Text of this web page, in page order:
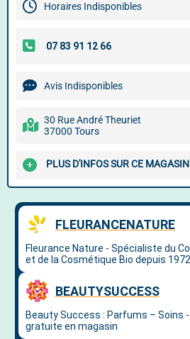
Horaires Indisponibles
Avis Indisponibles
30 Rue André Theuriet
37000 Tours
PLUS D'INFOS SUR CE MAGASIN